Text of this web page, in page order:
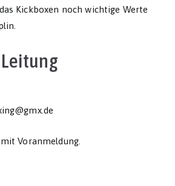
Kickboxen noch wichtige Werte
Voranmeldung.